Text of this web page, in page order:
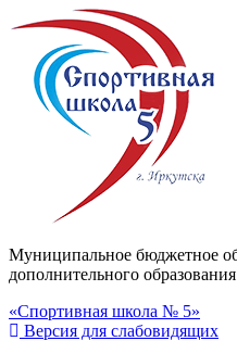
Муниципальное бюджетное
дополнительного
«Спортивная школа № 5»
Версия для слабовидящих